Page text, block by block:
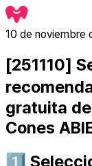
10 de noviembre
[251110]
gratuita
Cones
1️⃣